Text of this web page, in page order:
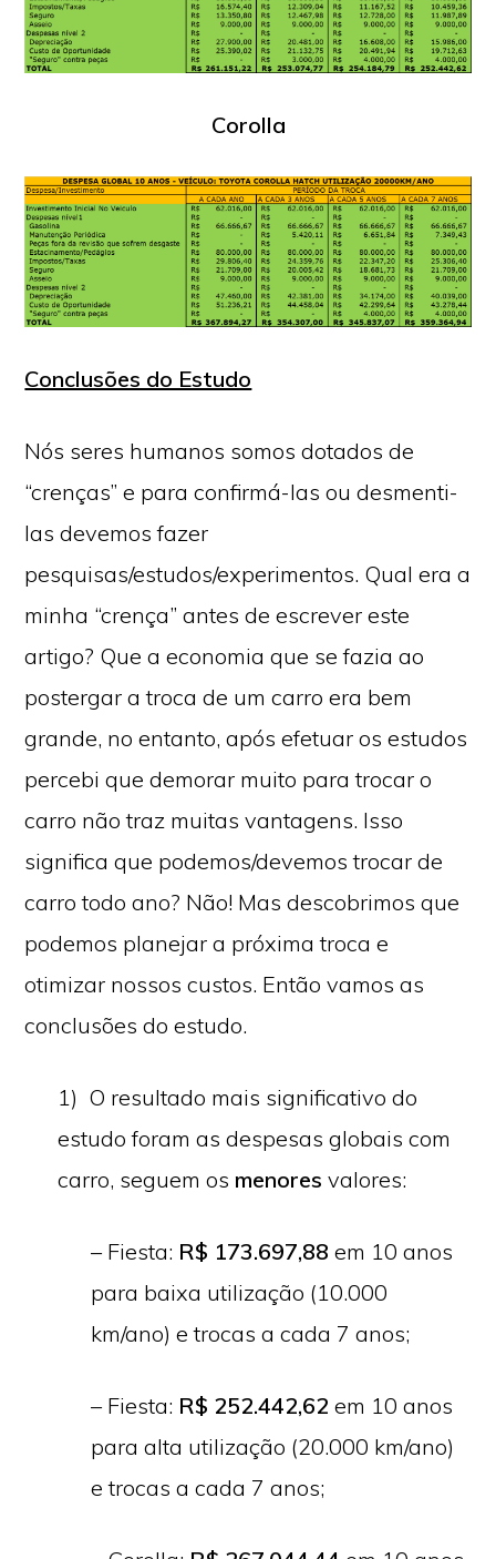
Corolla
Conclusões do Estudo
Nós seres humanos somos dotados de
“crenças” e para confirmá-las ou desmenti-
las devemos fazer
pesquisas/estudos/experimentos. Qual era a
minha “crença” antes de escrever este
artigo? Que a economia que se fazia ao
postergar a troca de um carro era bem
grande, no entanto, após efetuar os estudos
percebi que demorar muito para trocar o
carro não traz muitas vantagens. Isso
significa que podemos/devemos trocar de
carro todo ano? Não! Mas descobrimos que
podemos planejar a próxima troca e
otimizar nossos custos. Então vamos as
conclusões do estudo.
1) O resultado mais significativo do
estudo foram as despesas globais com
carro, seguem os menores valores:
– Fiesta: R$ 173.697,88 em 10 anos
para baixa utilização (10.000
km/ano) e trocas a cada 7 anos;
– Fiesta: R$ 252.442,62 em 10 anos
para alta utilização (20.000 km/ano)
e trocas a cada 7 anos;
Copyright © 2026 ·Monochrome Pro ·Genesis Framework